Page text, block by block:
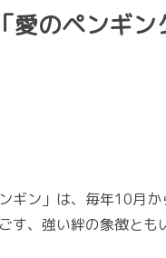
愛のペンギ
ギン」は、毎年10月
す、強い絆の象徴と